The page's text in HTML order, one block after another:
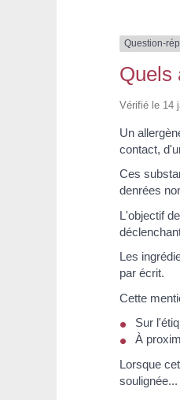
Question-
Quels
Vérifié le 14
Un
contact,
Ces
denrées
L'objectif
Les
par écrit.
Cette
Sur
À
Lorsque
soulignée...